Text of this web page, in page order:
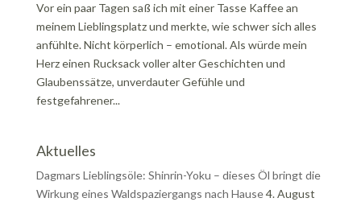
Vor ein paar Tagen saß ich mit einer Tasse Kaffee an
meinem Lieblingsplatz und merkte, wie schwer sich alles
anfühlte. Nicht körperlich – emotional. Als würde mein
Herz einen Rucksack voller alter Geschichten und
Glaubenssätze, unverdauter Gefühle und
festgefahrener...
Aktuelles
Dagmars Lieblingsöle: Shinrin-Yoku – dieses Öl bringt die
Wirkung eines Waldspaziergangs nach Hause4. August